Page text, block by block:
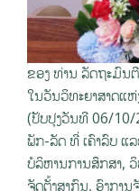
ຂອງ ທ່ານ ລັດຖະມົນ
ໃນວັນວິທະຍາສາດແ
(ປັບປຸງວັນທີ 06/10/
ພັກ-ລັດ ທີ່ ເຄົາລົບ ແ
ບໍລິຫານການສຶກສາ, ວິ
ຈັດຕັ້ງສາກົນ, ອົງກາ